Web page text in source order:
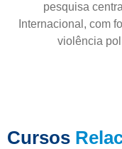
pesquisa
Internacional, com
violência
Cursos